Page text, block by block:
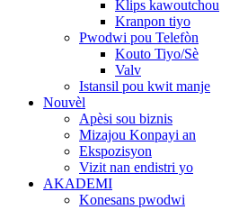
Klips kawoutchou
Kranpon tiyo
Pwodwi pou Telefòn
Kouto Tiyo/Sè
Valv
Istansil pou kwit manje
Nouvèl
Apèsi sou biznis
Mizajou Konpayi an
Ekspozisyon
Vizit nan endistri yo
AKADEMI
Konesans pwodwi